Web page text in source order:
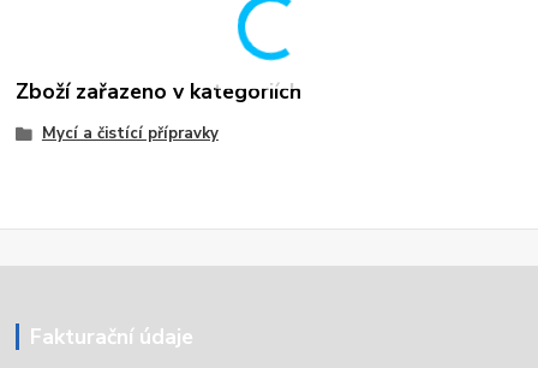
Zboží zařazeno v kategoriích
Mycí a čistící přípravky
Fakturační údaje